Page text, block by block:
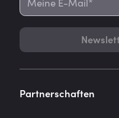
Partnerschaften